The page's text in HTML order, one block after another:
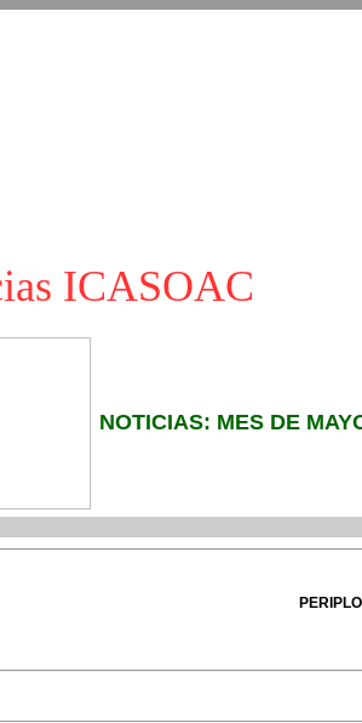
ICASOAC
NOTICIAS: MES DE